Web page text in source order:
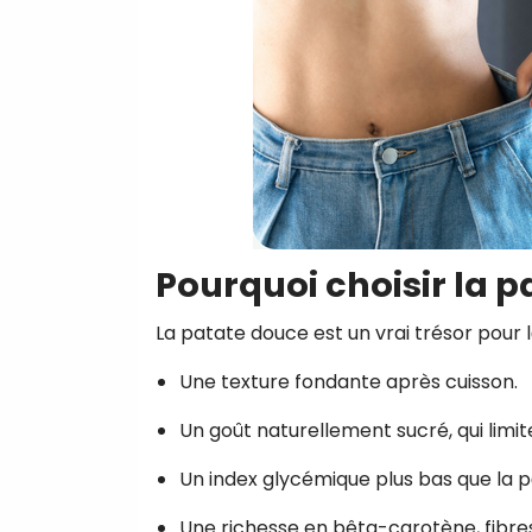
Pourquoi choisir la
La patate douce est un vrai trésor pour
Une texture fondante après cuisson.
Un goût naturellement sucré, qui
Un index glycémique plus bas que la